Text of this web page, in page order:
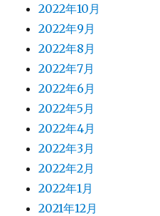
2022年10月
2022年9月
2022年8月
2022年7月
2022年6月
2022年5月
2022年4月
2022年3月
2022年2月
2022年1月
2021年12月